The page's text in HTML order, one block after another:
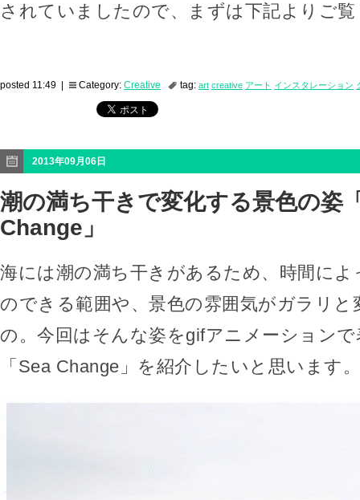
されていましたので、まずは下記よりご
posted 11:49 | Category: Creative tag: art creative アート インスタレーション
2013年09月06日
潮の満ち干きで変化する景色の姿
Change」
海には潮の満ち干きがあるため、時間に
のできる範囲や、景色の雰囲気がガラリ
の。今回はそんな姿をgifアニメーション
「Sea Change」を紹介したいと思います。